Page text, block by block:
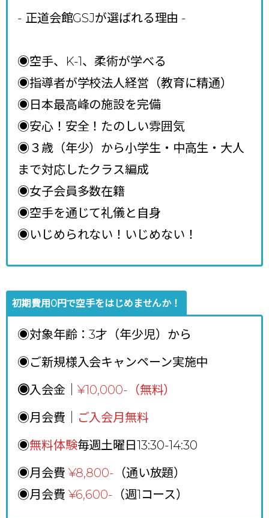
- 正道会館GSJが選ばれる理由 -
◉空手、K-1、柔術が学べる
◉指導者が学校法人経営（教育に精通）
◉日本最高峰の施設を完備
◉安心！安全！たのしい雰囲気
◉３歳（年少）から小学生・中高生・大人
まで対応したクラス編成
◉女子会員多数在籍
◉空手を通じて礼儀と自身
◉いじめられない！いじめない！
初期費用0円で空手をはじめませんか！
◉対象年齢：3才（年少児）から
◉ご新規様入会キャンペーン実施中
◉入会金｜ ¥10,000-（無料）
◉月会費｜
ご入会月無料
◉無料体験毎週土曜日13:30-14:30
◉月会費 ¥8,800- （通い放題）
◉月会費 ¥6,600- （週1コース）